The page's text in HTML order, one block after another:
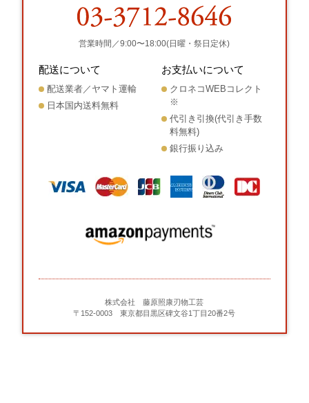
営業時間／9:00〜18:00(日曜・祭日定休)
配送について
配送業者／ヤマト運輸
日本国内送料無料
お支払いについて
クロネコWEBコレクト
※
代引き引換(代引き手数
料無料)
銀行振り込み
株式会社 藤原照康刃物工芸
〒152-0003 東京都目黒区碑文谷1丁目20番2号